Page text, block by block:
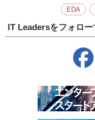
EDA
IT Leadersをフォロー